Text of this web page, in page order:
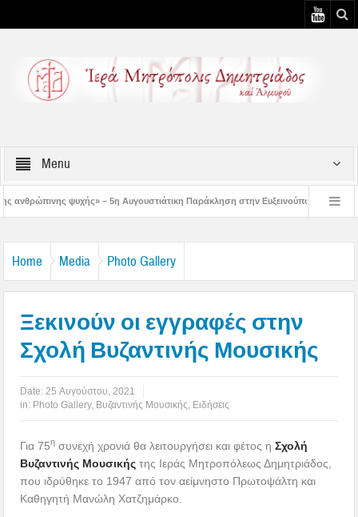
Menu
5η Αυγουστιάτικη Παράκληση στην Ευξεινούπολη Χειροθεσία
Home Media Photo Gallery
Ξεκινούν οι εγγραφές στην
Σχολή Βυζαντινής Μουσικής
Date: 25 Αυγούστου, 2021
in: Photo Gallery, Βυζαντινής Μουσικής Ειδήσεις
Για 75η συνεχή χρονιά θα λειτουργήσει και φέτος ηΣχολή
Βυζαντινής Μουσικήςτης Ιεράς Μητροπόλεως Δημητριάδος,
που ιδρύθηκε το 1947 από τον αείμνηστο Πρωτοψάλτη και
Καθηγητή Μανώλη Χατζημάρκο.